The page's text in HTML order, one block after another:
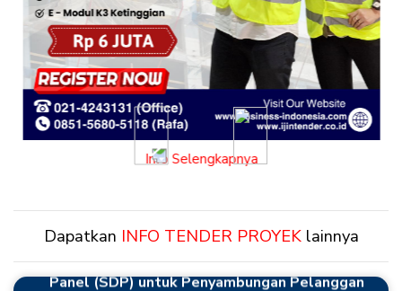
Info Selengkapnya
Previous Next
Dapatkan INFO TENDER PROYEKlainnya
06-08-2026 - Usulan Jasa Penggantian Struktur
Crane Water Intake 10 Ton
06-08-2026 - Pengadaan Portable Microscope
06-08-2026 - Pengadaan Barang dan Jasa GI 150
06-08-2026 - Pengadaan Panel Sub Distribution
Panel (SDP) untuk Penyambungan Pelanggan
Skema BP Estetika Perumahan
06-08-2026 - Pekerjaan Pengadaan Kendaraan